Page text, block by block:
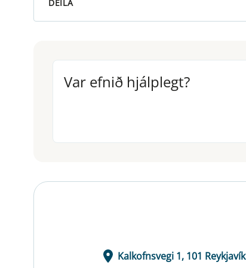
DEILA
Var efnið hjálplegt?
Var efnið hjálplegt?
Kalkofnsvegi 1, 101 Reykjavík